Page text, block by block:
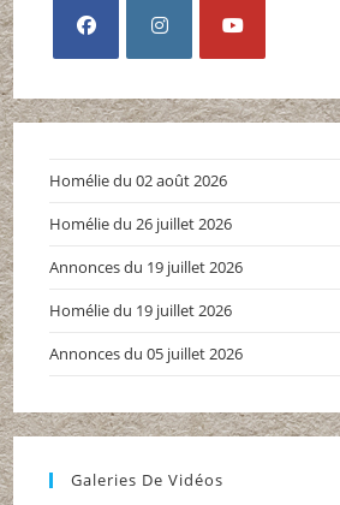
dans
onglet
dans
onglet
dans
onglet
Homélie du 02 août 2026
Homélie du 26 juillet 2026
Annonces du 19 juillet 2026
Homélie du 19 juillet 2026
Annonces du 05 juillet 2026
Galeries De Vidéos